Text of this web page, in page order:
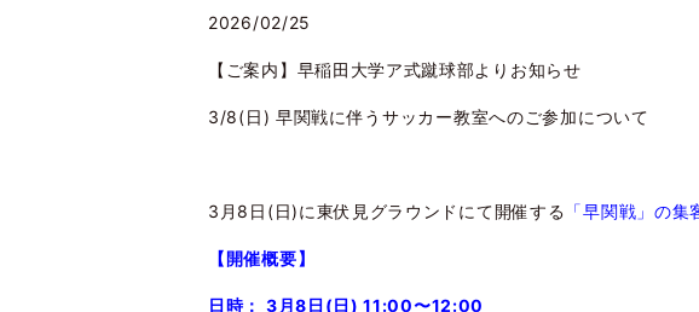
2026/02/25
【ご案内】早稲田大学ア式蹴球部よりお知らせ
3/8(日) 早関戦に伴うサッカー教室へのご参加について
3月8日(日)に東伏見グラウンドにて開催する 「早関戦」の集
【開催概要】
日時： 3月8日(日) 11:00〜12:00